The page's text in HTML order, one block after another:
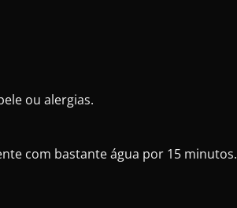
ou alergias.
com bastante água por 15 minutos.